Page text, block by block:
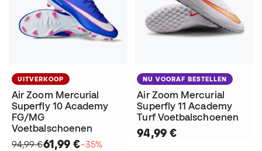
UITVERKOOP
Air Zoom Mercurial
Superfly 10 Academy
FG/MG
Voetbalschoenen
94,99 €61,99 €−35%
NU VOORAF BESTELLEN
Air Zoom Mercurial
Superfly 11 Academy
Turf Voetbalschoenen
94,99 €